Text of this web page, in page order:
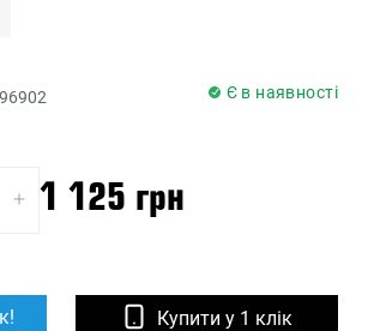
Є в наявності
1 125 грн
Купити у 1 клік